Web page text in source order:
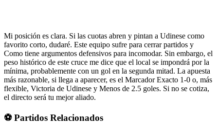
Mi posición es clara. Si las cuotas abren y pintan a Udinese como
favorito corto, dudaré. Este equipo sufre para cerrar partidos y
Como tiene argumentos defensivos para incomodar. Sin embargo, el
peso histórico de este cruce me dice que el local se impondrá por la
mínima, probablemente con un gol en la segunda mitad. La apuesta
más razonable, si llega a aparecer, es el Marcador Exacto 1-0 o, más
flexible, Victoria de Udinese y Menos de 2.5 goles. Si no se cotiza,
el directo será tu mejor aliado.
⚽ Partidos Relacionados